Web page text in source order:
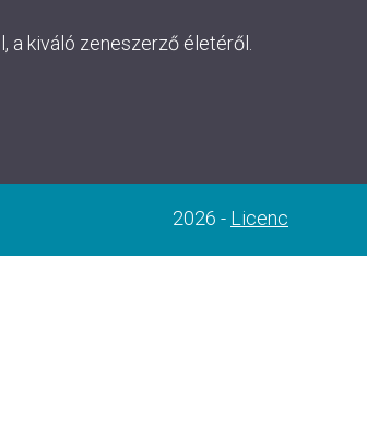
a kiváló zeneszerző életéről.
2026 - Licenc